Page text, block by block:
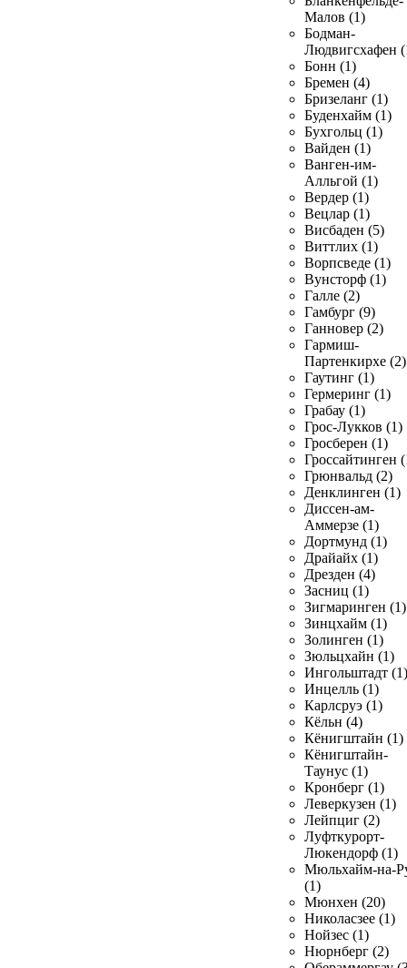
Малов (1)
Бодман-
Людвигсхафен
Бонн (1)
Бремен (4)
Бризеланг (1)
Буденхайм (1)
Бухгольц (1)
Вайден (1)
Ванген-им-
Алльгой (1)
Вердер (1)
Вецлар (1)
Висбаден (5)
Виттлих (1)
Ворпсведе (1)
Вунсторф (1)
Галле (2)
Гамбург (9)
Ганновер (2)
Гармиш-
Партенкирхе (2)
Гаутинг (1)
Гермеринг (1)
Грабау (1)
Грос-Лукков (1)
Гросберен (1)
Гроссайтинген
Грюнвальд (2)
Денклинген (1)
Диссен-ам-
Аммерзе (1)
Дортмунд (1)
Драйайх (1)
Дрезден (4)
Засниц (1)
Зигмаринген (1)
Зинцхайм (1)
Золинген (1)
Зюльцхайн (1)
Ингольштадт (1)
Инцелль (1)
Карлсруэ (1)
Кёльн (4)
Кёнигштайн (1)
Кёнигштайн-
Таунус (1)
Кронберг (1)
Леверкузен (1)
Лейпциг (2)
Луфткурорт-
Люкендорф (1)
Мюльхайм-на-
(1)
Мюнхен (20)
Николасзее (1)
Нойзес (1)
Нюрнберг (2)